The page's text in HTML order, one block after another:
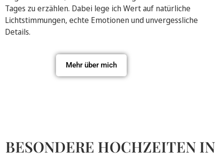
Tages zu erzählen. Dabei lege ich Wert auf natürliche
Lichtstimmungen, echte Emotionen und unvergessliche
Details.
Mehr über mich
BESONDERE HOCHZEITEN IN